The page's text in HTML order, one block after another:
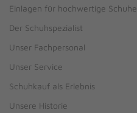
Einlagen für hochwertige Schuhe
Der Schuhspezialist
Unser Fachpersonal
Unser Service
Schuhkauf als Erlebnis
Unsere Historie